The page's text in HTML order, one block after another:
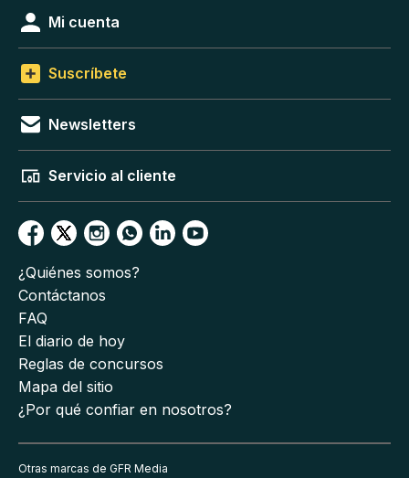
Mi cuenta
Suscríbete
Newsletters
Servicio al cliente
¿Quiénes somos?
Contáctanos
FAQ
El diario de hoy
Reglas de concursos
Mapa del sitio
¿Por qué confiar en nosotros?
Otras marcas de GFR Media